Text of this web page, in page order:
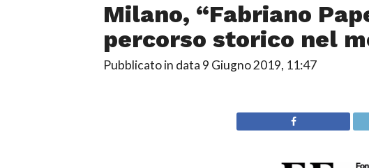
Milano, “Fabriano
percorso storico nel
Pubblicato in data 9 Giugno 2019, 11:47